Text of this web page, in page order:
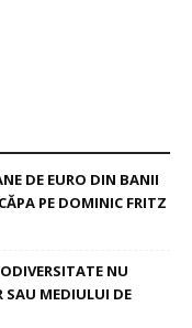
DE EURO DIN BANII
PE DOMINIC FRITZ
NU
SAU MEDIULUI DE